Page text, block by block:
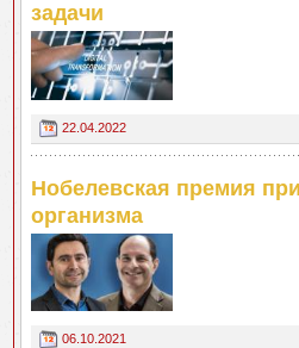
задачи
22.04.2022
Нобелевская премия
организма
06.10.2021